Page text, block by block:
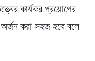
কার্যকর প্রয়োগের
করা সহজ হবে বলে